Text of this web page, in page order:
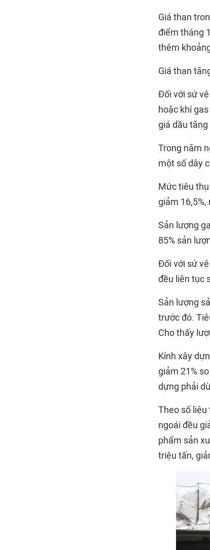
Giá than
điểm tháng
thêm
Giá than
Đối với sứ
hoặc khí
giá dầu
Trong năm
một số dây
Mức tiêu
giảm
Sản lượng
85% sản
Đối với sứ
đều liên tục
Sản lượng
trước đó.
Cho thấy
Kính xây
giảm 21%
dựng phải
Theo số liệu
ngoái đều
phẩm sản
triệu tấn,